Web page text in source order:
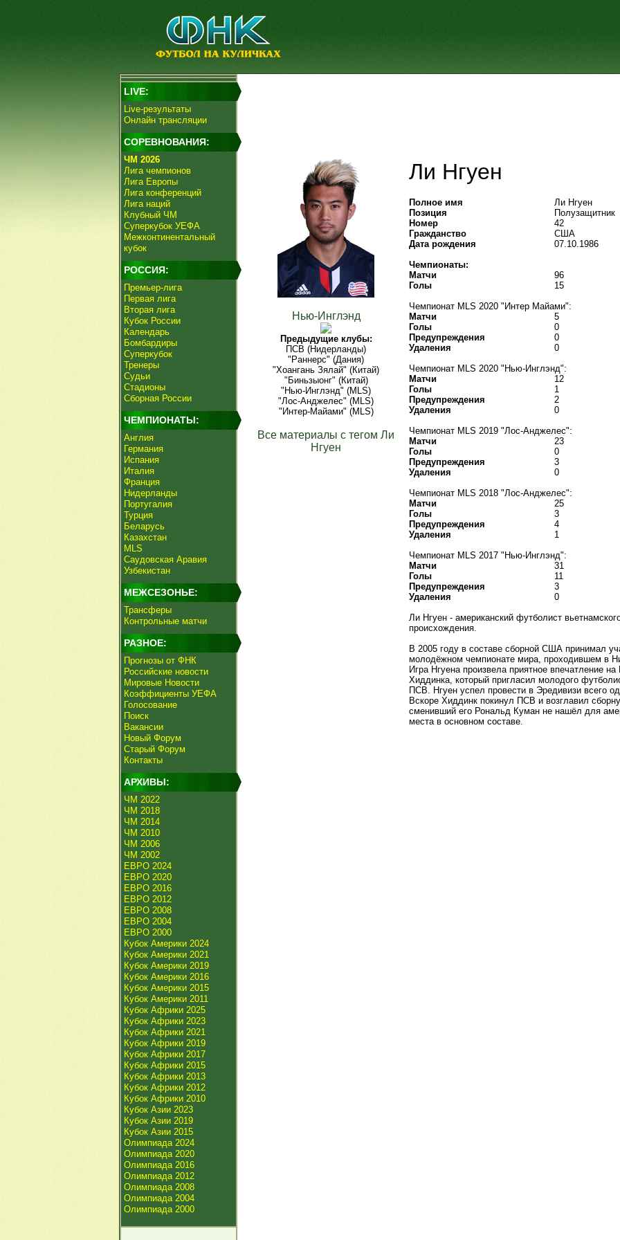
LIVE:
Live-результаты
Онлайн трансляции
СОРЕВНОВАНИЯ:
ЧМ 2026
Лига чемпионов
Лига Европы
Лига конференций
Лига наций
Клубный ЧМ
Суперкубок УЕФА
Межконтинентальный
кубок
РОССИЯ:
Премьер-лига
Первая лига
Вторая лига
Кубок России
Календарь
Бомбардиры
Суперкубок
Тренеры
Судьи
Стадионы
Сборная России
ЧЕМПИОНАТЫ:
Англия
Германия
Испания
Италия
Франция
Нидерланды
Португалия
Турция
Беларусь
Казахстан
MLS
Саудовская Аравия
Узбекистан
МЕЖСЕЗОНЬЕ:
Трансферы
Контрольные матчи
РАЗНОЕ:
Прогнозы от ФНК
Российские новости
Мировые Новости
Коэффициенты УЕФА
Голосование
Поиск
Вакансии
Новый Форум
Старый Форум
Контакты
АРХИВЫ:
ЧМ 2022
ЧМ 2018
ЧМ 2014
ЧМ 2010
ЧМ 2006
ЧМ 2002
ЕВРО 2024
ЕВРО 2020
ЕВРО 2016
ЕВРО 2012
ЕВРО 2008
ЕВРО 2004
ЕВРО 2000
Кубок Америки 2024
Кубок Америки 2021
Кубок Америки 2019
Кубок Америки 2016
Кубок Америки 2015
Кубок Америки 2011
Кубок Африки 2025
Кубок Африки 2023
Кубок Африки 2021
Кубок Африки 2019
Кубок Африки 2017
Кубок Африки 2015
Кубок Африки 2013
Кубок Африки 2012
Кубок Африки 2010
Кубок Азии 2023
Кубок Азии 2019
Кубок Азии 2015
Олимпиада 2024
Олимпиада 2020
Олимпиада 2016
Олимпиада 2012
Олимпиада 2008
Олимпиада 2004
Олимпиада 2000
Нью-Инглэнд
Предыдущие клубы:
ПСВ (Нидерланды)
"Раннерс" (Дания)
"Хоангань Зялай" (Китай)
"Биньзыонг" (Китай)
"Нью-Инглэнд" (MLS)
"Лос-Анджелес" (MLS)
"Интер-Майами" (MLS)
Все материалы с тегом Ли
Нгуен
Ли Нгуен
Полное имя
Ли Нгуен
Позиция
Полузащитник
Номер
42
Гражданство
США
Дата рождения
07.10.1986
Чемпионаты:
Матчи
96
Голы
15
Чемпионат MLS 2020 "Интер Майами":
Матчи
5
Голы
0
Предупреждения
0
Удаления
0
Чемпионат MLS 2020 "Нью-Инглэнд":
Матчи
12
Голы
1
Предупреждения
2
Удаления
0
Чемпионат MLS 2019 "Лос-Анджелес":
Матчи
23
Голы
0
Предупреждения
3
Удаления
0
Чемпионат MLS 2018 "Лос-Анджелес":
Матчи
25
Голы
3
Предупреждения
4
Удаления
1
Чемпионат MLS 2017 "Нью-Инглэнд":
Матчи
31
Голы
11
Предупреждения
3
Удаления
0
Ли Нгуен - американский футболист
происхождения.
В 2005 году в составе сборной США принимал
молодёжном чемпионате мира, проходившем в
Игра Нгуена произвела приятное впечатление на
Хиддинка, который пригласил молодого
ПСВ. Нгуен успел провести в Эредивизи всего
Вскоре Хиддинк покинул ПСВ и возглавил
сменивший его Рональд Куман не нашёл для
места в основном составе.